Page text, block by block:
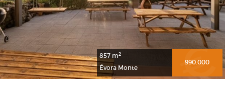
857 m2
Évora Monte
990.000